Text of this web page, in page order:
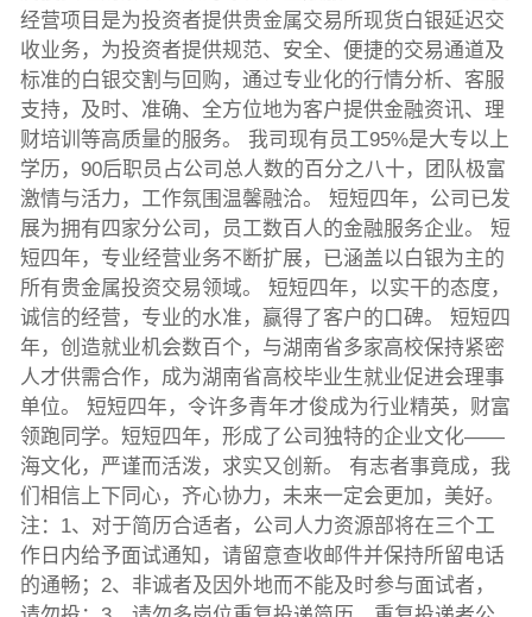
经营项目是为投资者提供贵金属交易所现货白银延迟交
收业务，为投资者提供规范、安全、便捷的交易通道及
标准的白银交割与回购，通过专业化的行情分析、客服
支持，及时、准确、全方位地为客户提供金融资讯、理
财培训等高质量的服务。 我司现有员工95%是大专以上
学历，90后职员占公司总人数的百分之八十，团队极富
激情与活力，工作氛围温馨融洽。 短短四年，公司已发
展为拥有四家分公司，员工数百人的金融服务企业。 短
短四年，专业经营业务不断扩展，已涵盖以白银为主的
所有贵金属投资交易领域。 短短四年，以实干的态度，
诚信的经营，专业的水准，赢得了客户的口碑。 短短四
年，创造就业机会数百个，与湖南省多家高校保持紧密
人才供需合作，成为湖南省高校毕业生就业促进会理事
单位。 短短四年，令许多青年才俊成为行业精英，财富
领跑同学。短短四年，形成了公司独特的企业文化——
海文化，严谨而活泼，求实又创新。 有志者事竟成，我
们相信上下同心，齐心协力，未来一定会更加，美好。
注：1、对于简历合适者，公司人力资源部将在三个工
作日内给予面试通知，请留意查收邮件并保持所留电话
的通畅；2、非诚者及因外地而不能及时参与面试者，